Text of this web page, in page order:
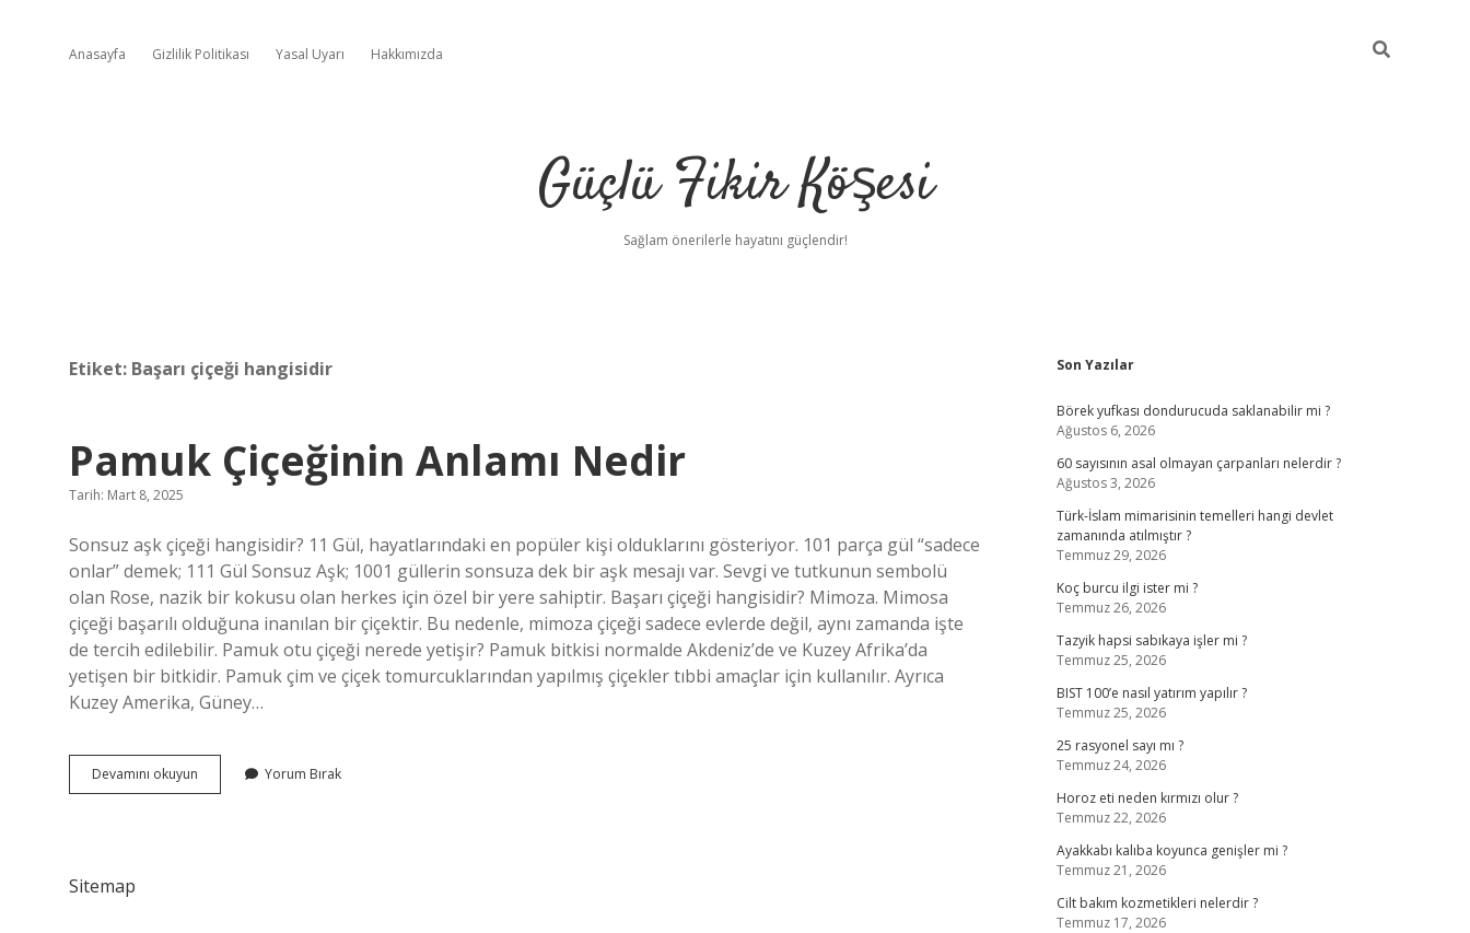
Anasayfa Gizlilik Politikası Yasal Uyarı Hakkımızda
Güçlü Fikir Köşesi
Sağlam önerilerle hayatını güçlendir!
Etiket: Başarı çiçeği hangisidir
Pamuk Çiçeğinin Anlamı Nedir
Tarih: Mart 8, 2025
Sonsuz aşk çiçeği hangisidir? 11 Gül, hayatlarındaki en popüler kişi olduklarını gösteriyor. 101 parça gül “sadece
onlar” demek; 111 Gül Sonsuz Aşk; 1001 güllerin sonsuza dek bir aşk mesajı var. Sevgi ve tutkunun sembolü
olan Rose, nazik bir kokusu olan herkes için özel bir yere sahiptir. Başarı çiçeği hangisidir? Mimoza. Mimosa
çiçeği başarılı olduğuna inanılan bir çiçektir. Bu nedenle, mimoza çiçeği sadece evlerde değil, aynı zamanda işte
de tercih edilebilir. Pamuk otu çiçeği nerede yetişir? Pamuk bitkisi normalde Akdeniz’de ve Kuzey Afrika’da
yetişen bir bitkidir. Pamuk çim ve çiçek tomurcuklarından yapılmış çiçekler tıbbi amaçlar için kullanılır. Ayrıca
Kuzey Amerika, Güney…
Devamını okuyun
Çiçeğinin
Yorum Bırak
Sitemap
Sidebar
Son Yazılar
Börek yufkası dondurucuda saklanabilir mi ?
Ağustos 6, 2026
60 sayısının asal olmayan çarpanları nelerdir ?
Ağustos 3, 2026
Türk-İslam mimarisinin temelleri hangi devlet
zamanında atılmıştır ?
Temmuz 29, 2026
Koç burcu ilgi ister mi ?
Temmuz 26, 2026
Tazyik hapsi sabıkaya işler mi ?
Temmuz 25, 2026
BIST 100’e nasıl yatırım yapılır ?
Temmuz 25, 2026
25 rasyonel sayı mı ?
Temmuz 24, 2026
Horoz eti neden kırmızı olur ?
Temmuz 22, 2026
Ayakkabı kalıba koyunca genişler mi ?
Temmuz 21, 2026
Cilt bakım kozmetikleri nelerdir ?
Temmuz 17, 2026